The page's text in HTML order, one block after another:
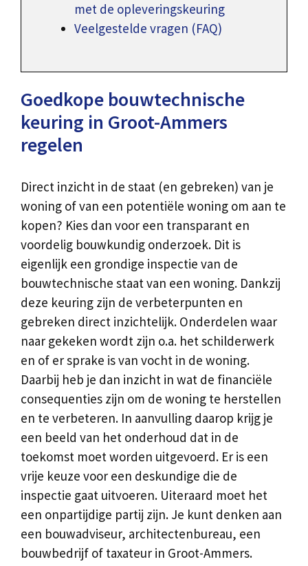
met de opleveringskeuring
Veelgestelde vragen (FAQ)
Goedkope bouwtechnische
keuring in Groot-Ammers
regelen
Direct inzicht in de staat (en gebreken) van je
woning of van een potentiële woning om aan te
kopen? Kies dan voor een transparant en
voordelig bouwkundig onderzoek. Dit is
eigenlijk een grondige inspectie van de
bouwtechnische staat van een woning. Dankzij
deze keuring zijn de verbeterpunten en
gebreken direct inzichtelijk. Onderdelen waar
naar gekeken wordt zijn o.a. het schilderwerk
en of er sprake is van vocht in de woning.
Daarbij heb je dan inzicht in wat de financiële
consequenties zijn om de woning te herstellen
en te verbeteren. In aanvulling daarop krijg je
een beeld van het onderhoud dat in de
toekomst moet worden uitgevoerd. Er is een
vrije keuze voor een deskundige die de
inspectie gaat uitvoeren. Uiteraard moet het
een onpartijdige partij zijn. Je kunt denken aan
een bouwadviseur, architectenbureau, een
bouwbedrijf of taxateur in Groot-Ammers.